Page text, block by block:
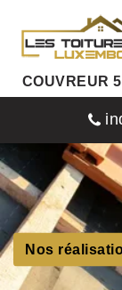
COUVREUR
Nos